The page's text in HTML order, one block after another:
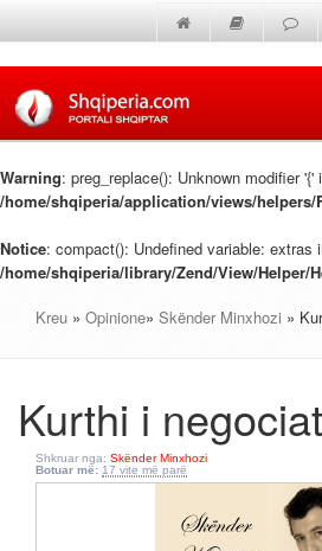
Warning: preg_replace(): Unknown modifier '{'
/home/shqiperia/application/views/helpers/
Notice: compact(): Undefined variable: extras
/home/shqiperia/library/Zend/View/Helper/
Kreu » Opinione» Skënder Minxhozi »
Kurthi i
Shkruar nga: Skënder Minxhozi
Botuar më: 17 vite më parë